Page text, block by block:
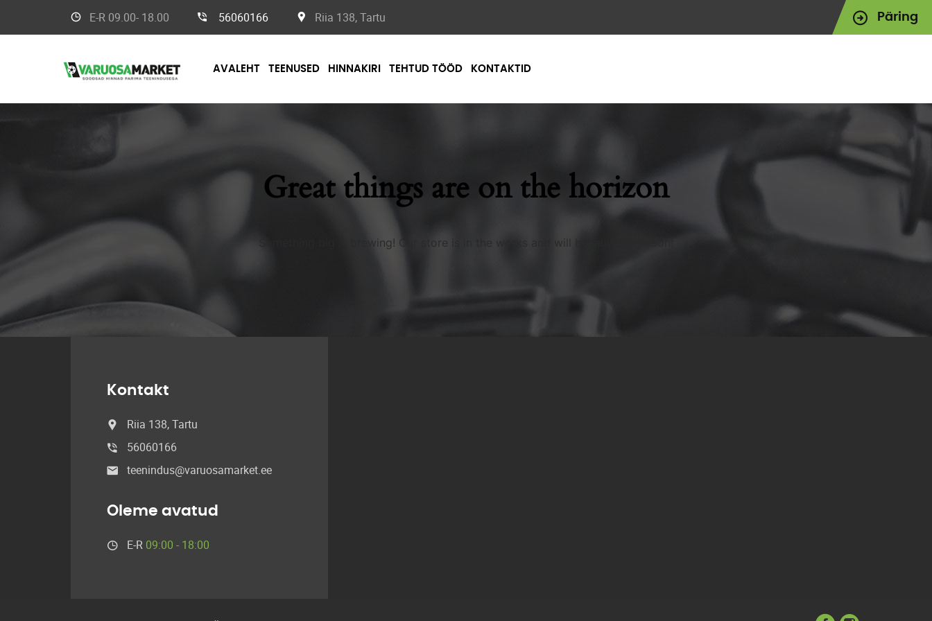
Päring
E-R 09.00- 18.00 56060166 Riia 138, Tartu
AVALEHT TEENUSED HINNAKIRI TEHTUD TÖÖD KONTAKTID
Great things are on the horizon
Something big is brewing! Our store is in the works and will be launching soon!
Kontakt
Riia 138, Tartu
56060166
teenindus@varuosamarket.ee
Oleme avatud
E-R 09:00 - 18:00